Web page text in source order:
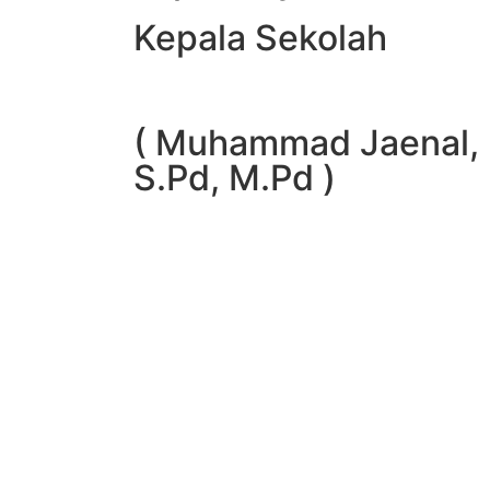
Kepala Sekolah
( Muhammad Jaenal,
S.Pd, M.Pd )